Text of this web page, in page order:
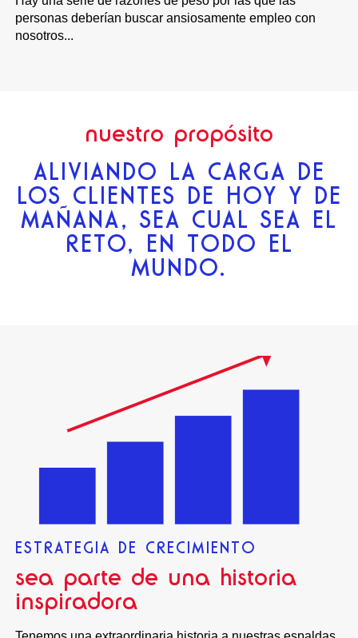
personas deberían buscar ansiosamente empleo con
nosotros...
nuestro propósito
ALIVIANDO LA CARGA DE
LOS CLIENTES DE HOY Y DE
MAÑANA, SEA CUAL SEA EL
RETO, EN TODO EL
MUNDO.
ESTRATEGIA DE CRECIMIENTO
sea parte de una historia
inspiradora